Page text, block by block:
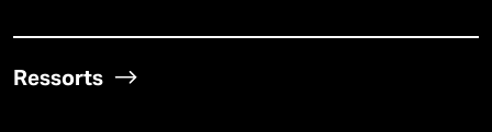
Ressorts